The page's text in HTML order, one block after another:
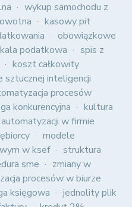
wykup samochodu z
kasowy pit
obowiązkowe
podatkowa
spis z
koszt całkowity
sztucznej inteligencji
procesów
konkurencyjna
kultura
w firmie
modele
w ksef
struktura
sme
zmiany w
procesów w biurze
księgowa
jednolity plik